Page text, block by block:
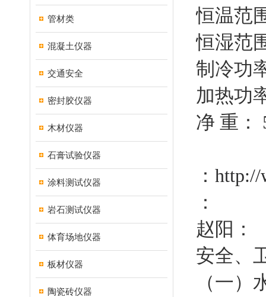
管材类
混凝土仪器
交通安全
密封胶仪器
木材仪器
石膏试验仪器
涂料测试仪器
岩石测试仪器
体育场地仪器
板材仪器
陶瓷砖仪器
恒温范
恒湿范
制冷功
加热功
净 重：
： http://
：
赵阳：
安全、
（一